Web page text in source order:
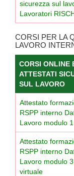
sicurezza sul
Lavoratori
CORSI PER LA
LAVORO
CORSI ONLINE
ATTESTATI
SUL LAVORO
Attestato
RSPP interno
Lavoro modulo
Attestato
RSPP interno
Lavoro modulo
virtuale